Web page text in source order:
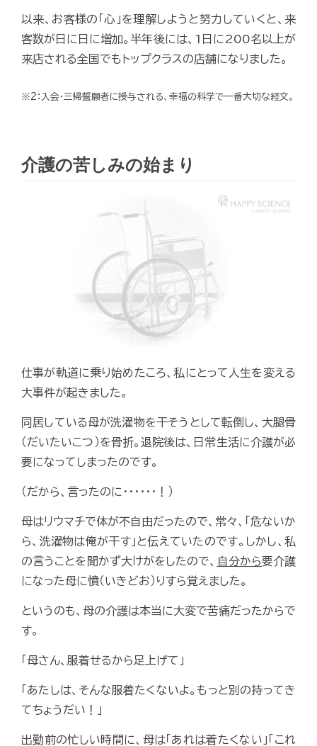
以来、お客様の「心」を理解しようと努力していくと、来
客数が日に日に増加。半年後には、1日に200名以上が
来店される全国でもトップクラスの店舗になりました。
※2：入会・三帰誓願者に授与される、幸福の科学で一番大切な経文。
介護の苦しみの始まり
仕事が軌道に乗り始めたころ、私にとって人生を変える
大事件が起きました。
同居している母が洗濯物を干そうとして転倒し、大腿骨
（だいたいこつ）を骨折。退院後は、日常生活に介護が必
要になってしまったのです。
（だから、言ったのに･･････！）
母はリウマチで体が不自由だったので、常々、「危ないか
ら、洗濯物は俺が干す」と伝えていたのです。しかし、私
の言うことを聞かず大けがをしたので、
自分から要介護
になった母に憤（いきどお）りすら覚えました。
というのも、母の介護は本当に大変で苦痛だったからで
す。
「母さん、服着せるから足上げて」
「あたしは、そんな服着たくないよ。もっと別の持ってき
てちょうだい！」
出勤前の忙しい時間に、母は「あれは着たくない」「これ